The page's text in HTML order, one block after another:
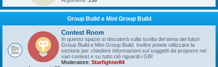
Group Build e Mini Group Build
Contest Room
In questo spazio si discuterà sulla scelta del tema dei futuri
Group Build e Mini Group Build. Inoltre potete utilizzare la
sezione per chiedere informazioni sui soggetti da proporre nei
vari contest e su tutto ciò riguardi i GB!
Moderatore: Starfighter84